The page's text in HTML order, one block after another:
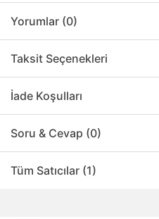
Yorumlar (0)
Taksit Seçenekleri
İade Koşulları
Soru & Cevap (0)
Tüm Satıcılar (1)